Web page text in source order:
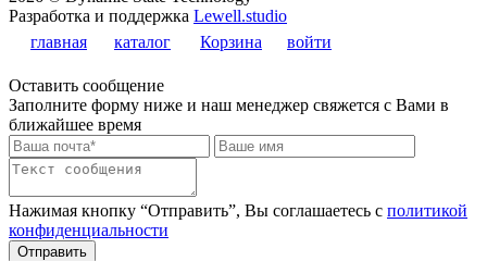
Разработка и поддержка Lewell.studio
главная
каталог Корзина войти
Оставить сообщение
Заполните форму ниже и наш менеджер свяжется с Вами в
ближайшее время
Нажимая кнопку “Отправить”, Вы соглашаетесь с политикой
конфиденциальности
Отправить